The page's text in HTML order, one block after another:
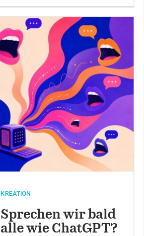
KREATION
Sprechen wir bald
alle wie ChatGPT?